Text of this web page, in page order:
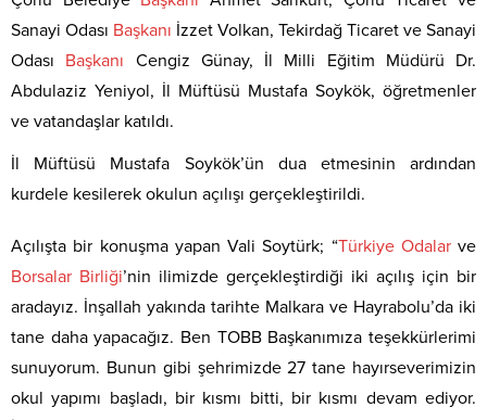
Sanayi Odası Başkanı İzzet Volkan, Tekirdağ Ticaret ve Sanayi
Odası Başkanı Cengiz Günay, İl Milli Eğitim Müdürü Dr.
Abdulaziz Yeniyol, İl Müftüsü Mustafa Soykök, öğretmenler
ve vatandaşlar katıldı.
İl Müftüsü Mustafa Soykök’ün dua etmesinin ardından
kurdele kesilerek okulun açılışı gerçekleştirildi.
Açılışta bir konuşma yapan Vali Soytürk; “Türkiye Odalarve
Borsalar Birliği’nin ilimizde gerçekleştirdiği iki açılış için bir
aradayız. İnşallah yakında tarihte Malkara ve Hayrabolu’da iki
tane daha yapacağız. Ben TOBB Başkanımıza teşekkürlerimi
sunuyorum. Bunun gibi şehrimizde 27 tane hayırseverimizin
okul yapımı başladı, bir kısmı bitti, bir kısmı devam ediyor.